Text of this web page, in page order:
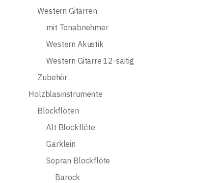
Western Gitarren
mit Tonabnehmer
Western Akustik
Western Gitarre 12-saitig
Zubehör
Holzblasinstrumente
Blockflöten
Alt Blockflöte
Garklein
Sopran Blockflöte
Barock